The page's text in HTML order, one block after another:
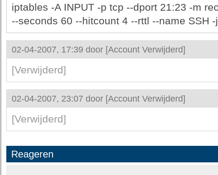
iptables -A INPUT -p tcp --dport 21:23 -m
--seconds 60 --hitcount 4 --rttl --name SSH -
02-04-2007, 17:39 door [Account Verwijderd]
[Verwijderd]
02-04-2007, 23:07 door [Account Verwijderd]
[Verwijderd]
Reageren